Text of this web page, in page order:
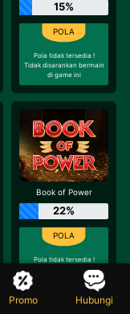
15%
Pola tidak tersedia !
Tidak disarankan bermain
di game ini
Book of Power
22%
Pola tidak tersedia !
Tidak disarankan bermain
Promo Hubungi